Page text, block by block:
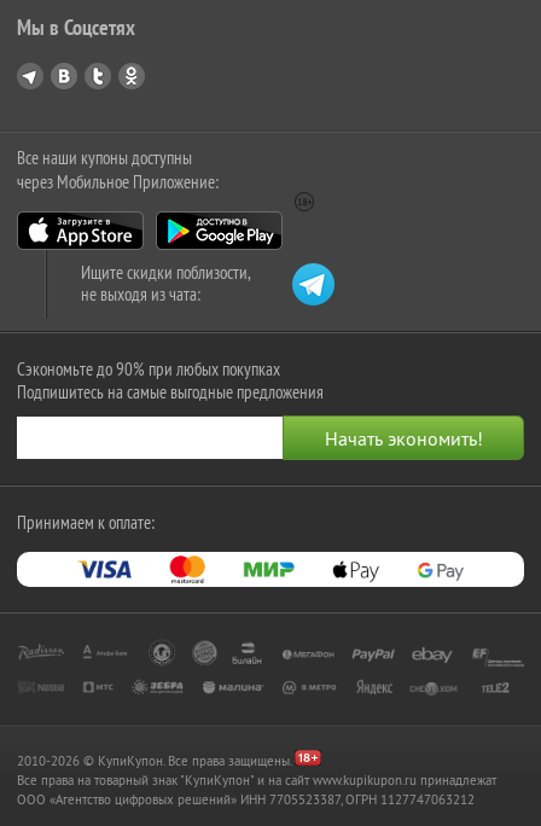
Мы в Соцсетях
Все наши купоны доступны
через Мобильное Приложение:
Ищите скидки поблизости,
не выходя из чата:
Сэкономьте до 90% при любых покупках
Подпишитесь на самые выгодные предложения
Принимаем к оплате:
2010-2026 © КупиКупон. Все права защищены.
Все права на товарный знак "КупиКупон" и на сайт www.kupikupon.ru принадлежат
OOO «Агентство цифровых решений» ИНН 7705523387, ОГРН 1127747063212